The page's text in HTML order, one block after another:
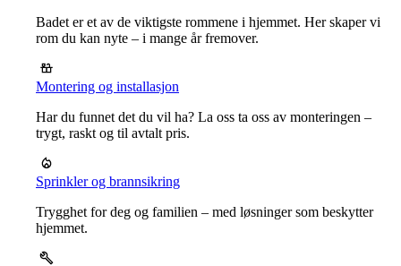
Badet er et av de viktigste rommene i hjemmet. Her skaper vi
rom du kan nyte – i mange år fremover.
Montering og installasjon
Har du funnet det du vil ha? La oss ta oss av monteringen –
trygt, raskt og til avtalt pris.
Sprinkler og brannsikring
Trygghet for deg og familien – med løsninger som beskytter
hjemmet.